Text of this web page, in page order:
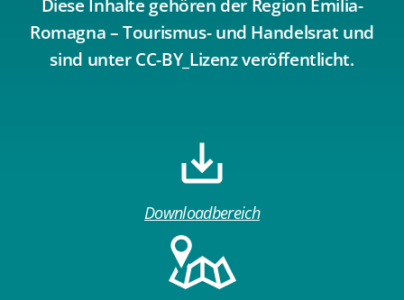
Diese Inhalte gehören der Region Emilia-
Romagna – Tourismus- und Handelsrat und
sind unter CC-BY_Lizenz veröffentlicht.
Downloadbereich